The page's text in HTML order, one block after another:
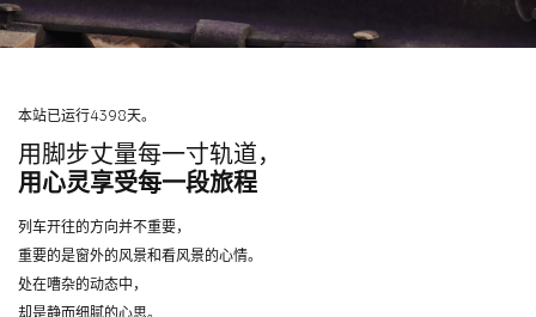
本站已运行4398天。
用脚步丈量每一寸轨道，
用心灵享受每一段旅程
列车开往的方向并不重要，
重要的是窗外的风景和看风景的心情。
处在嘈杂的动态中，
却是静而细腻的心思。